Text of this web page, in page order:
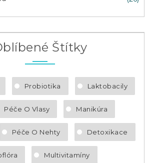
Štítky
Probiotika Laktobacily
Péče O Vlasy Manikúra
Péče O Nehty Detoxikace
Multivitamíny